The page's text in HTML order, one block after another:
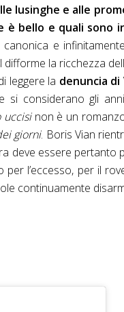
lusinghe e alle
è bello e quali sono
e
la ricchezza
leggere la denuncia di
si considerano gli
uccisinon è un
giorni. Boris Vian
deve essere
l’eccesso, per il
continuamente